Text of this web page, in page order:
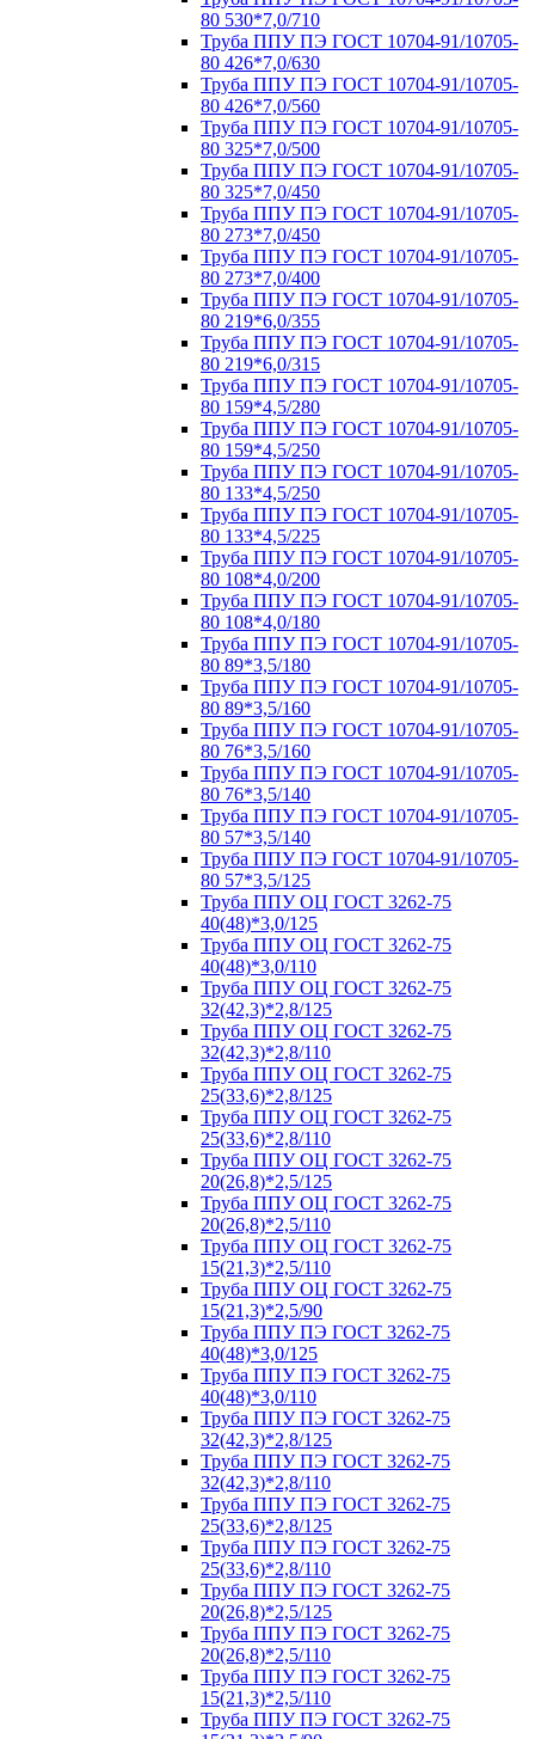
80 530*7,0/710
Труба ППУ ПЭ ГОСТ 10704-91/10705-
80 426*7,0/630
Труба ППУ ПЭ ГОСТ 10704-91/10705-
80 426*7,0/560
Труба ППУ ПЭ ГОСТ 10704-91/10705-
80 325*7,0/500
Труба ППУ ПЭ ГОСТ 10704-91/10705-
80 325*7,0/450
Труба ППУ ПЭ ГОСТ 10704-91/10705-
80 273*7,0/450
Труба ППУ ПЭ ГОСТ 10704-91/10705-
80 273*7,0/400
Труба ППУ ПЭ ГОСТ 10704-91/10705-
80 219*6,0/355
Труба ППУ ПЭ ГОСТ 10704-91/10705-
80 219*6,0/315
Труба ППУ ПЭ ГОСТ 10704-91/10705-
80 159*4,5/280
Труба ППУ ПЭ ГОСТ 10704-91/10705-
80 159*4,5/250
Труба ППУ ПЭ ГОСТ 10704-91/10705-
80 133*4,5/250
Труба ППУ ПЭ ГОСТ 10704-91/10705-
80 133*4,5/225
Труба ППУ ПЭ ГОСТ 10704-91/10705-
80 108*4,0/200
Труба ППУ ПЭ ГОСТ 10704-91/10705-
80 108*4,0/180
Труба ППУ ПЭ ГОСТ 10704-91/10705-
80 89*3,5/180
Труба ППУ ПЭ ГОСТ 10704-91/10705-
80 89*3,5/160
Труба ППУ ПЭ ГОСТ 10704-91/10705-
80 76*3,5/160
Труба ППУ ПЭ ГОСТ 10704-91/10705-
80 76*3,5/140
Труба ППУ ПЭ ГОСТ 10704-91/10705-
80 57*3,5/140
Труба ППУ ПЭ ГОСТ 10704-91/10705-
80 57*3,5/125
Труба ППУ ОЦ ГОСТ 3262-75
40(48)*3,0/125
Труба ППУ ОЦ ГОСТ 3262-75
40(48)*3,0/110
Труба ППУ ОЦ ГОСТ 3262-75
32(42,3)*2,8/125
Труба ППУ ОЦ ГОСТ 3262-75
32(42,3)*2,8/110
Труба ППУ ОЦ ГОСТ 3262-75
25(33,6)*2,8/125
Труба ППУ ОЦ ГОСТ 3262-75
25(33,6)*2,8/110
Труба ППУ ОЦ ГОСТ 3262-75
20(26,8)*2,5/125
Труба ППУ ОЦ ГОСТ 3262-75
20(26,8)*2,5/110
Труба ППУ ОЦ ГОСТ 3262-75
15(21,3)*2,5/110
Труба ППУ ОЦ ГОСТ 3262-75
15(21,3)*2,5/90
Труба ППУ ПЭ ГОСТ 3262-75
40(48)*3,0/125
Труба ППУ ПЭ ГОСТ 3262-75
40(48)*3,0/110
Труба ППУ ПЭ ГОСТ 3262-75
32(42,3)*2,8/125
Труба ППУ ПЭ ГОСТ 3262-75
32(42,3)*2,8/110
Труба ППУ ПЭ ГОСТ 3262-75
25(33,6)*2,8/125
Труба ППУ ПЭ ГОСТ 3262-75
25(33,6)*2,8/110
Труба ППУ ПЭ ГОСТ 3262-75
20(26,8)*2,5/125
Труба ППУ ПЭ ГОСТ 3262-75
20(26,8)*2,5/110
Труба ППУ ПЭ ГОСТ 3262-75
15(21,3)*2,5/110
Труба ППУ ПЭ ГОСТ 3262-75